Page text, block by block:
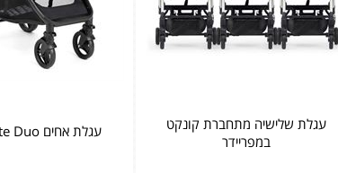
עגלת שלישיה מתחברת קונקט
במפריידר
עגלת אחים Evalite Duo ג'ואי